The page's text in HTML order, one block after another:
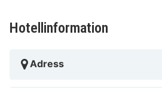
Cathédrale Ste-Marie - 5,2 km
km Salon Napoléonien - 5,2 km
flygplatsen Ajaccio (AJA-
Hotellinformation
Adress